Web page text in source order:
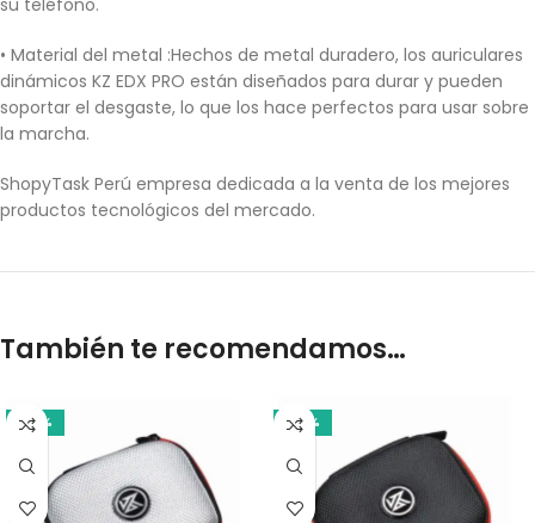
su teléfono.
• Material del metal :Hechos de metal duradero, los auriculares
dinámicos KZ EDX PRO están diseñados para durar y pueden
soportar el desgaste, lo que los hace perfectos para usar sobre
la marcha.
ShopyTask Perú empresa dedicada a la venta de los mejores
productos tecnológicos del mercado.
También te recomendamos…
-20% -20%